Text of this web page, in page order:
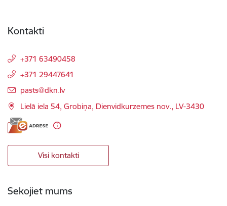
Kontakti
+371 63490458
+371 29447641
E-pasts:
pasts@dkn.lv
Lielā iela 54, Grobiņa, Dienvidkurzemes nov., LV-3430
Visi kontakti
Sekojiet mums